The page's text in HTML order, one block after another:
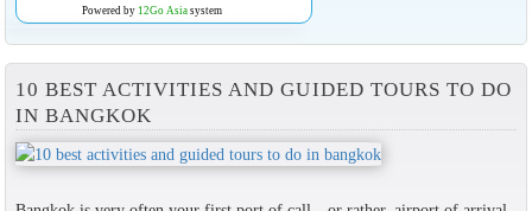
Powered by 12Go Asiasystem
10 BEST ACTIVITIES AND GUIDED TOURS TO DO
IN BANGKOK